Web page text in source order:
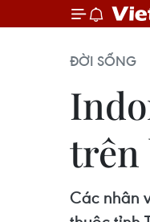
ĐỜI SỐNG
trên
Các nhân